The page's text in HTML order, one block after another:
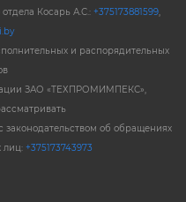
Косарь А.С.: +375173881599,
и распорядительных
ЗАО «ТЕХПРОМИМПЕКС»,
законодательством об обращениях
лиц: +375173743973